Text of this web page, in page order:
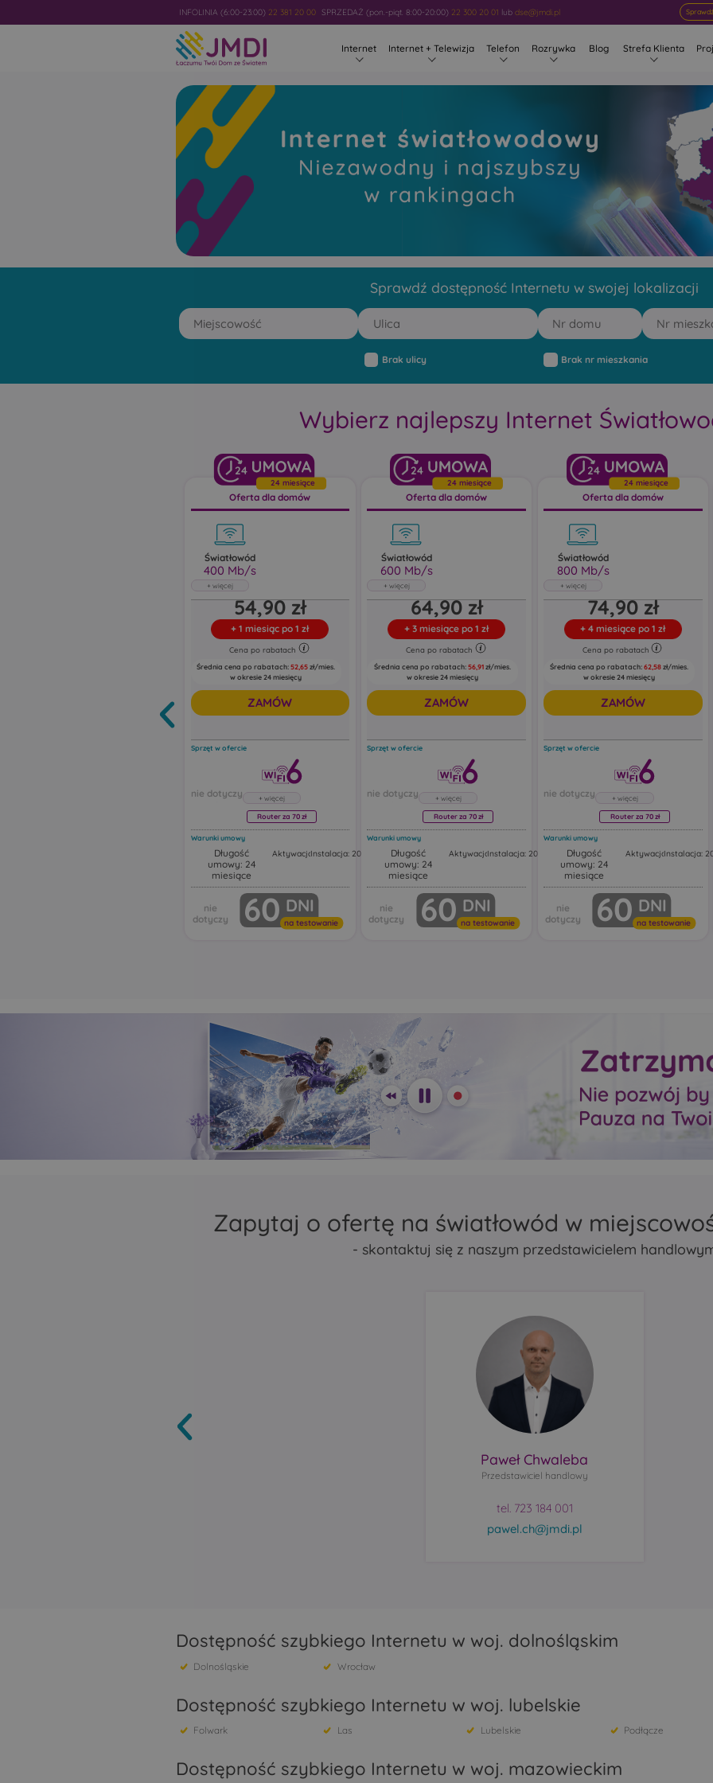
INFOLINIA (6:00-23:00) 22 381 20 00 SPRZEDAŻ (pon.-piąt. 8:00-20:00) 22 300 20 01 lubdse@jmdi.pl
Internet Internet + Telewizja Telefon Rozrywka Blog Strefa Klienta
Internet
Światłowodowy Grochowa
Niezawodny i najszybszy w rankingach
Sprawdź dostępność Internetu w swojej lokalizacji
Brak ulicy Brak nr mieszkania
Wybierz najlepszy Internet
24
24 miesiące
Oferta dla domów
Światłowód
400 Mb/s
400 Mb/s
Pobieraj do: 400 Mb/s
Wysyłaj do: 100 Mb/s
54,90 zł
+ 1 miesiąc po 1 zł
Abonament uwzględnia rabat 5 zł za e-
fakturę oraz 5 zł za zgody marketingowe
Cena po rabatach
Średnia cena po rabatach:52,65zł/mies.
w okresie 24 miesięcy
ZAMÓW
Sprzęt w ofercie
Router za 70 zł
Router Huawei FG630
Huawei FG630 to dwuzakresowy
router Wi‑Fi 6 z funkcją Mesh.
Urządzenie działa jako router
Wi‑Fi z portami Ethernet,
punkt dostępowy Access Point
urządzenie rozszerzające
zasięg Mesh
repeater lub bridge
Porty Ethernet automatycznie
wykrywają, czy mają działać
jako LAN czy jako WAN.
Warunki umowy
Długość
umowy: 24
miesiące
Aktywacja: 50,00 złInstalacja: 200,00 zł
60 DNI
na testowanie
24
24 miesiące
Oferta dla domów
Światłowód
600 Mb/s
600 Mb/s
Pobieraj do: 600 Mb/s
Wysyłaj do: 150 Mb/s
64,90 zł
+ 3 miesiące po 1 zł
Abonament uwzględnia rabat 5 zł za e-
fakturę oraz 5 zł za zgody marketingowe
Cena po rabatach
Średnia cena po rabatach:56,91zł/mies.
w okresie 24 miesięcy
ZAMÓW
Sprzęt w ofercie
Router za 70 zł
Router Huawei FG630
Huawei FG630 to dwuzakresowy
router Wi‑Fi 6 z funkcją Mesh.
Urządzenie działa jako router
Wi‑Fi z portami Ethernet,
główny router Wi‑Fi
punkt dostępowy Access Point
zasięg Mesh
repeater lub bridge
Porty Ethernet automatycznie
wykrywają, czy mają działać
Warunki umowy
Długość
umowy: 24
miesiące
Aktywacja: 50,00 złInstalacja: 200,00 zł
60 DNI
na testowanie
24
24 miesiące
Oferta dla domów
Światłowód
800 Mb/s
800 Mb/s
Pobieraj do: 800 Mb/s
Wysyłaj do: 200 Mb/s
74,90 zł
+ 4 miesiące po 1 zł
Abonament uwzględnia rabat 5 zł za e-
fakturę oraz 5 zł za zgody marketingowe
Cena po rabatach
Średnia cena po rabatach:62,58zł/mies.
w okresie 24 miesięcy
ZAMÓW
Sprzęt w ofercie
Router za 70 zł
Router Huawei FG630
Huawei FG630 to
router Wi‑Fi 6 z funkcją
Urządzenie działa jako
Wi‑Fi z portami Ethernet,
punkt dostępowy
urządzenie
zasięg Mesh
repeater lub bridge
Porty Ethernet
wykrywają, czy mają
jako LAN czy jako
Warunki umowy
Długość
umowy: 24
miesiące
Aktywacja: 50,00 zł
Instalacja:
60 DNI
na testowanie
Zapytaj o ofertę na światłowód w
- skontaktuj się z naszym przedstawicielem
Paweł Chwaleba
Przedstawiciel handlowy
tel. 723 184 001
pawel.ch@jmdi.pl
Dostępność szybkiego Internetu w woj. dolnośląskim
Dolnośląskie Wrocław
Dostępność szybkiego Internetu w woj. lubelskie
Folwark Las Lubelskie Podłącze
Dostępność szybkiego Internetu w woj. mazowieckim